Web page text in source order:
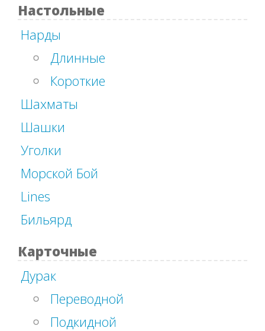
Настольные
Нарды
Длинные
Короткие
Шахматы
Шашки
Уголки
Морской Бой
Lines
Бильярд
Карточные
Дурак
Переводной
Подкидной